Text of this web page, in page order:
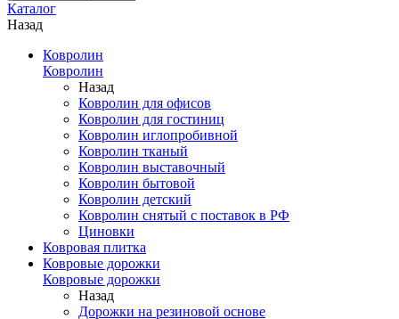
Каталог
Назад
Ковролин
Ковролин
Назад
Ковролин для офисов
Ковролин для гостиниц
Ковролин иглопробивной
Ковролин тканый
Ковролин выставочный
Ковролин бытовой
Ковролин детский
Ковролин снятый с поставок в РФ
Циновки
Ковровая плитка
Ковровые дорожки
Ковровые дорожки
Назад
Дорожки на резиновой основе